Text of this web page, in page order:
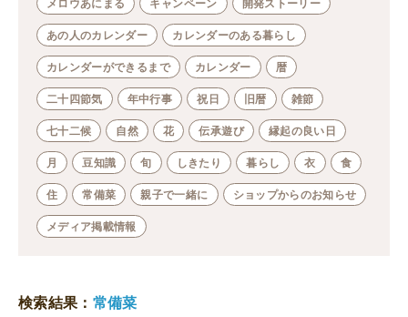
メロウあにまる キャンペーン 開発ストーリー
あの人のカレンダー カレンダーのある暮らし
カレンダーができるまで カレンダー 暦
二十四節気 年中行事 祝日 旧暦 雑節
七十二候 自然 花 伝承遊び 縁起の良い日
月 豆知識 旬 しきたり 暮らし 衣 食
住 常備菜 親子で一緒に ショップからのお知らせ
メディア掲載情報
検索結果： 常備菜